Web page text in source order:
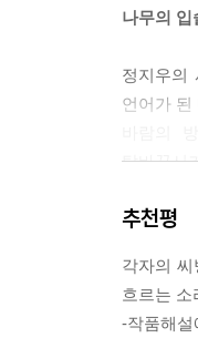
술과 양파
너무 환해
한번 내부
안에서 밖
나무의 입
정지우의
언어가 된
탈바꿈시
필연적 진
추천평
각자의
흐르는 소
-작품해설